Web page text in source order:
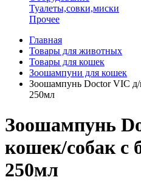
Туалеты,совки,миски
Прочее
Главная
Товары для животных
Товары для кошек
Зоошампуни для кошек
Зоошампунь Doctor VIC д/
250мл
Зоошампунь
кошек/собак с
250мл